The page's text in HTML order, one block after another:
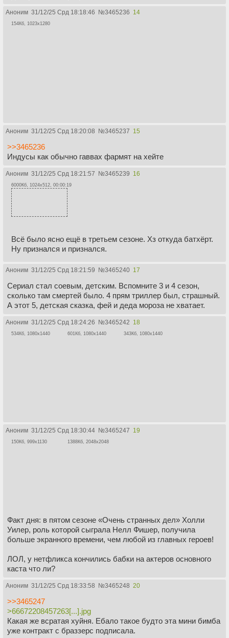
Аноним 31/12/25 Срд 18:18:46 №3465236 14
154Кб, 1023x1280
Аноним 31/12/25 Срд 18:20:08 №3465237 15
>>3465236
Индусы как обычно гаввах фармят на хейте
Аноним 31/12/25 Срд 18:21:57 №3465239 16
6000Кб, 1024x512, 00:00:19
Всё было ясно ещё в третьем сезоне. Хз откуда батхёрт.
Ну признался и признался.
Аноним 31/12/25 Срд 18:21:59 №3465240 17
Сериал стал соевым, детским. Вспомните 3 и 4 сезон,
сколько там смертей было. 4 прям триллер был, страшный.
А этот 5, детская сказка, фей и деда мороза не хватает.
Аноним 31/12/25 Срд 18:24:26 №3465242 18
534Кб, 1080x1440 601Кб, 1080x1440 343Кб, 1080x1440
Аноним 31/12/25 Срд 18:30:44 №3465247 19
150Кб, 999x1130 1388Кб, 2048x2048
Факт дня: в пятом сезоне «Очень странных дел» Холли
Уилер, роль которой сыграла Нелл Фишер, получила
больше экранного времени, чем любой из главных героев!
ЛОЛ, у нетфликса кончились бабки на актеров основного
каста что ли?
Аноним 31/12/25 Срд 18:33:58 №3465248 20
>>3465247
>66672208457263[...].jpg
Какая же всратая хуйня. Ебало такое будто эта мини бимба
уже контракт с браззерс подписала.